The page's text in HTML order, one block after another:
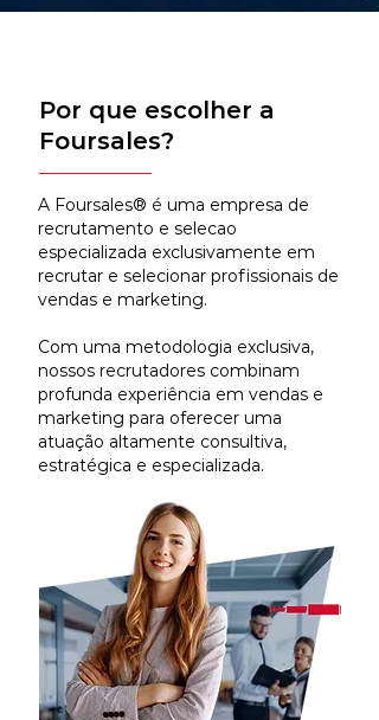
Por que escolher a
Foursales?
A Foursales® é uma empresa de
recrutamento e selecao
especializada exclusivamente em
recrutar e selecionar profissionais de
vendas e marketing.
Com uma metodologia exclusiva,
nossos recrutadores combinam
profunda experiência em vendas e
marketing para oferecer uma
atuação altamente consultiva,
estratégica e especializada.